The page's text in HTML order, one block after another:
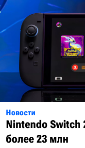
Новости
Nintendo
более 23 млн